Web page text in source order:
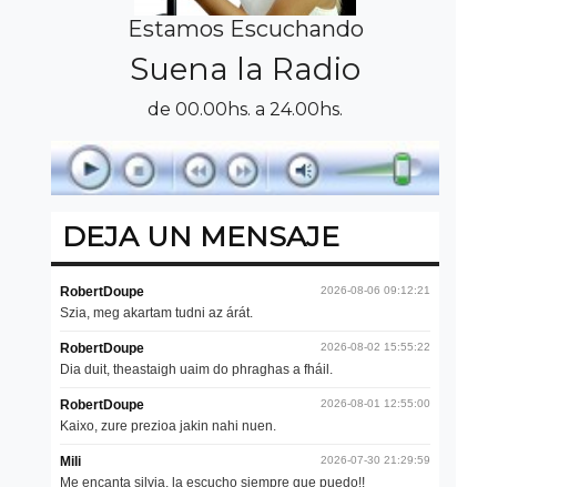
Estamos Escuchando
Suena la Radio
de 00.00hs. a 24.00hs.
DEJA UN MENSAJE